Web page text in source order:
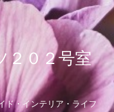
２０２号室
ド・インテリア・ライフ